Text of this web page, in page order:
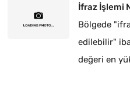
İfraz İşlemi
Bölgede
edilebilir"
değeri en